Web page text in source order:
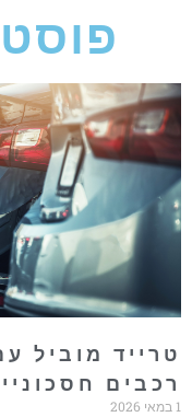
מוביל
חסכוניים